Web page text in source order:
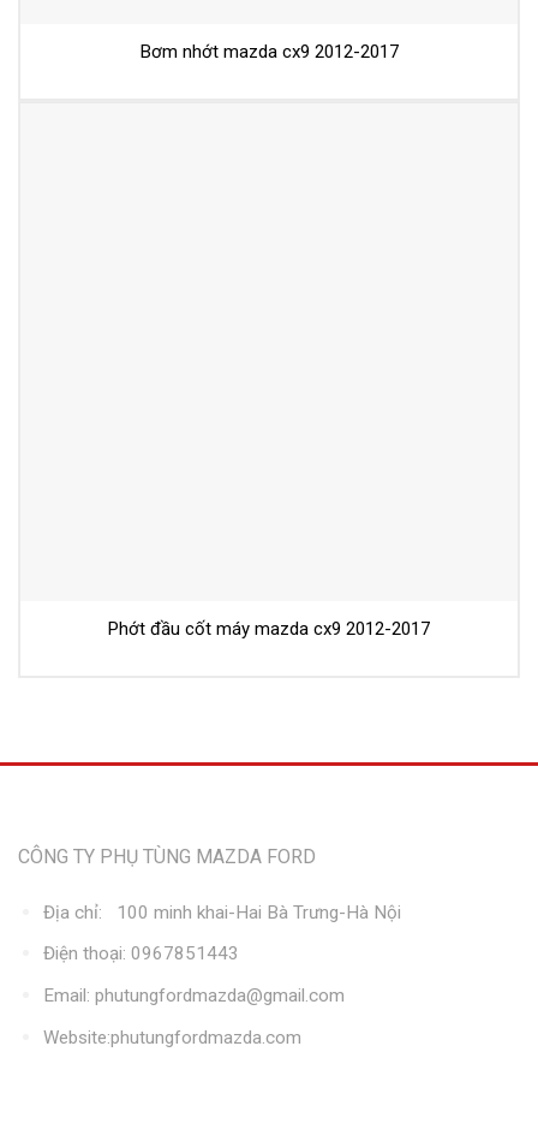
Bơm nhớt mazda cx9 2012-2017
Phớt đầu cốt máy mazda cx9 2012-2017
CÔNG TY PHỤ TÙNG MAZDA FORD
Địa chỉ: 100 minh khai-Hai Bà Trưng-Hà Nội
Điện thoại: 0967851443
Email: phutungfordmazda@gmail.com
Website:phutungfordmazda.com